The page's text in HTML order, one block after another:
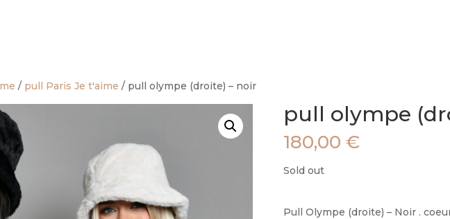
/ pull Paris Je t'aime / pull olympe (droite) – noir
pull olympe
180,00 €
Sold out
Pull Olympe (droite) – Noir .